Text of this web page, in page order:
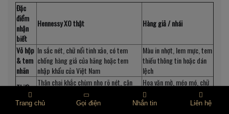
Đặc
điểm
nhận
biết
Hennessy XO thật Hàng giả / nhái
Vỏ hộp
& tem
nhãn
In sắc nét, chữ nổi tinh xảo, có tem
chống hàng giả của hãng hoặc tem
nhập khẩu của Việt Nam
Màu in nhợt, lem mực, tem
thiếu thông tin hoặc dán
lệch
Thiết
kế chai
Thân chai khắc chùm nho rõ nét, cân
đối, đáy chai có dập nổi logo
“Hennessy” sắc sảo
Hoa văn mờ, méo mó, chữ
khắc thô, thủy tinh không
trong
Trang chủ Gọi điện Nhắn tin Liên hệ